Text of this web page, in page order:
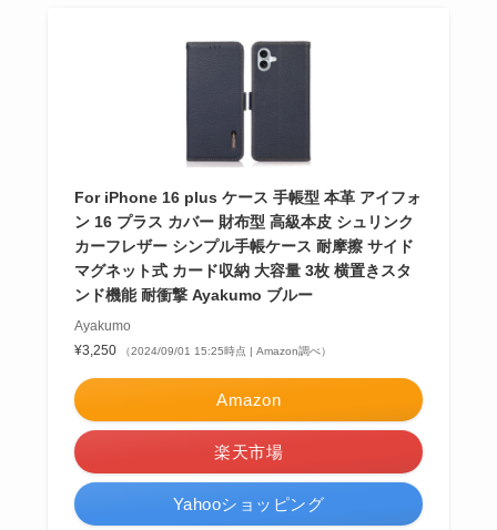
For iPhone 16 plus ケース 手帳型 本革 アイフォ
ン 16 プラス カバー 財布型 高級本皮 シュリンク
カーフレザー シンプル手帳ケース 耐摩擦 サイド
マグネット式 カード収納 大容量 3枚 横置きスタ
ンド機能 耐衝撃 Ayakumo ブルー
Ayakumo
¥3,250
（2024/09/01 15:25時点 | Amazon調べ）
Amazon
楽天市場
Yahooショッピング